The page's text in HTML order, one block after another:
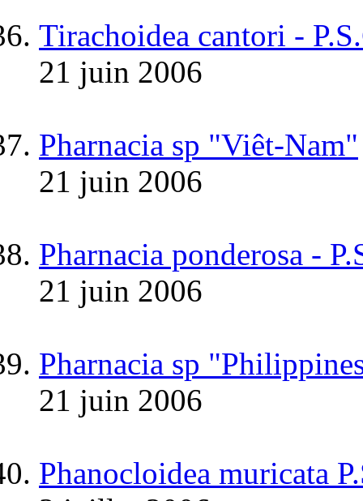
Tirachoidea cantori -
21 juin 2006
Pharnacia sp "Viêt-Nam"
21 juin 2006
Pharnacia ponderosa -
21 juin 2006
Pharnacia sp
21 juin 2006
Phanocloidea muricata